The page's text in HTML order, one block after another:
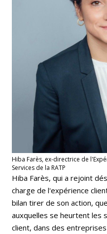
Hiba Farès, ex-directrice de
Services de la RATP
Hiba Farès, qui a rejoint
charge de l'expérience
bilan tirer de son action,
auxquelles se heurtent les
client, dans des